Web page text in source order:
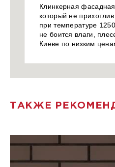
Клинкерная
который не
при температуре
не боится влаги,
Киеве по низким
ТАКЖЕ